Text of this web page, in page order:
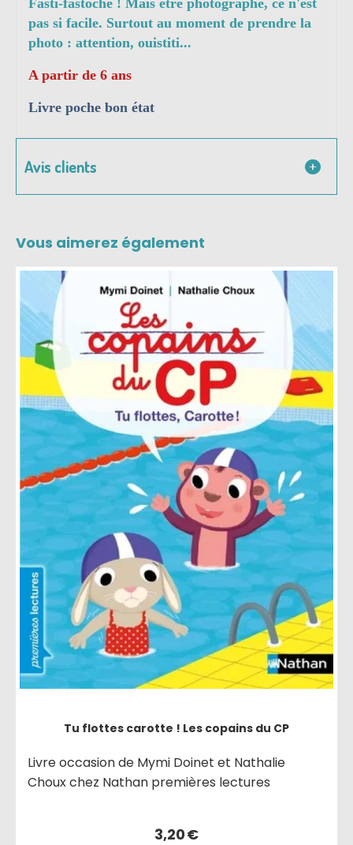
pas si facile. Surtout au moment de prendre la
photo : attention, ouistiti...
A partir de 6 ans
Livre poche bon état
Avis clients
Vous aimerez également
Tu flottes carotte ! Les copains du CP
Livre occasion de Mymi Doinet et Nathalie
Choux chez Nathan premières lectures
3,20€